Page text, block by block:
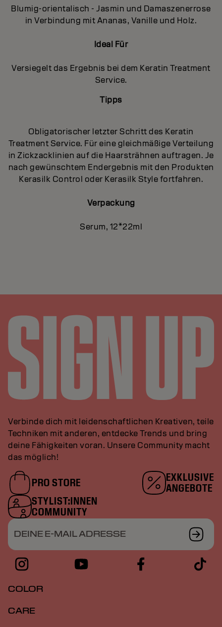
Blumig-orientalisch - Jasmin und Damaszenerrose
in Verbindung mit Ananas, Vanille und Holz.
Ideal Für
Versiegelt das Ergebnis bei dem Keratin Treatment
Service.
Tipps
Obligatorischer letzter Schritt des Keratin
Treatment Service. Für eine gleichmäßige Verteilung
in Zickzacklinien auf die Haarsträhnen auftragen. Je
nach gewünschtem Endergebnis mit den Produkten
Kerasilk Control oder Kerasilk Style fortfahren.
Verpackung
Serum, 12*22ml
Verbinde dich mit leidenschaftlichen Kreativen, teile
Techniken mit anderen, entdecke Trends und bring
deine Fähigkeiten voran. Unsere Community macht
das möglich!
PRO STORE
EXKLUSIVE
ANGEBOTE
STYLIST:INNEN
COMMUNITY
DEINE E-MAIL ADRESSE
COLOR
CARE